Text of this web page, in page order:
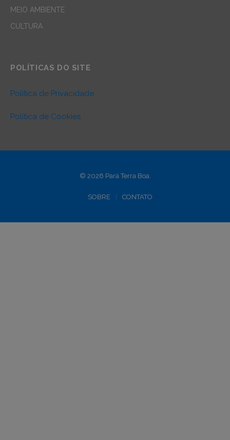
MEIO AMBIENTE
CULTURA
POLÍTICAS DO SITE
Política de Privacidade
Política de Cookies
© 2026 Pará Terra Boa.
SOBRE CONTATO